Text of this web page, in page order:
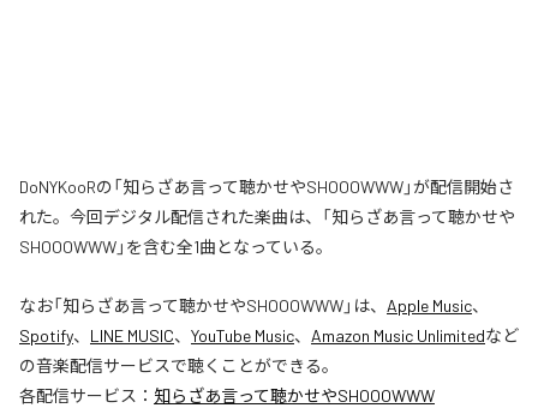
DoNYKooRの「知らざあ言って聴かせやSHOOOWWW」が配信開始さ
れた。今回デジタル配信された楽曲は、「知らざあ言って聴かせや
SHOOOWWW」を含む全1曲となっている。
なお「知らざあ言って聴かせやSHOOOWWW」は、 Apple Music、
Spotify、 LINE MUSIC、 YouTube Music、 Amazon Music Unlimitedなど
の音楽配信サービスで聴くことができる。
各配信サービス： 知らざあ言って聴かせやSHOOOWWW